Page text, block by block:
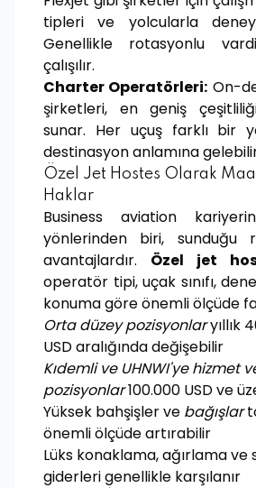
tipleri ve yolcularla
Genellikle rotasyonlu
çalışılır.
Charter Operatörleri: On-
şirketleri, en geniş
sunar. Her uçuş farklı bir
destinasyon anlamına
Özel Jet Hostes Olarak
Haklar
Business aviation
yönlerinden biri, sunduğu
avantajlardır. Özel jet
operatör tipi, uçak sınıfı,
konuma göre önemli ölçüde
Orta düzey pozisyonlaryıllık
USD aralığında değişebilir
Kıdemli ve UHNWI'ye hizmet
pozisyonlar100.000 USD ve
Yüksek bahşişler ve bağışlar
önemli ölçüde artırabilir
Lüks konaklama, ağırlama ve
giderleri genellikle karşılanır